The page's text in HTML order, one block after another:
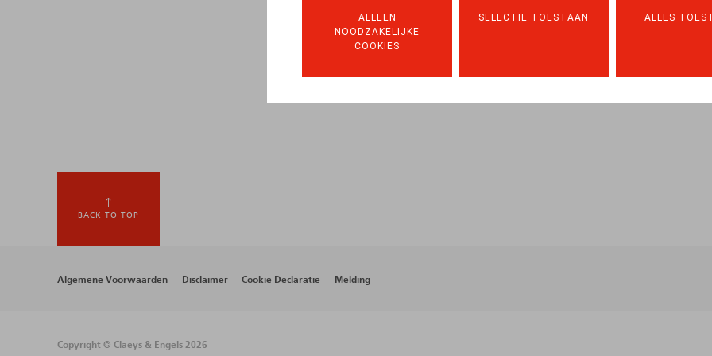
ALLEEN
NOODZAKELIJKE
COOKIES
SELECTIE TOESTAAN ALLES
BACK TO TOP
Footer
Algemene Voorwaarden Disclaimer Cookie Declaratie Melding
Copyright © Claeys & Engels 2026